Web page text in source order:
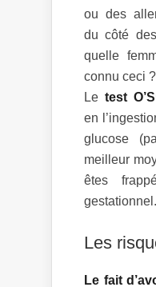
ou des
du côté
quelle
connu ceci
Le test
en
glucose
meilleur
êtes
gestationnel.
Les
Le fait